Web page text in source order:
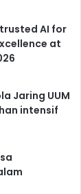
AI for
at
Jaring UUM
intensif